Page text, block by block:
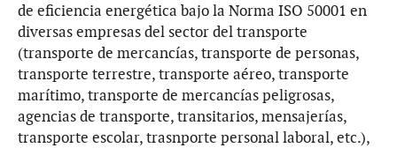
de eficiencia energética bajo la Norma ISO 50001 en
diversas empresas del sector del transporte
(transporte de mercancías, transporte de personas,
transporte terrestre, transporte aéreo, transporte
marítimo, transporte de mercancías peligrosas,
agencias de transporte, transitarios, mensajerías,
transporte escolar, trasnporte personal laboral, etc.),